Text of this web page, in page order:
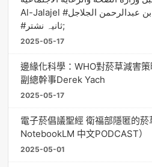
Al-Jalajel #فهد بن عبدالرحمن الجلاجل #Sania Nishtar
#ثانیہ نشتر;
2025-05-17
邊緣化科學：WHO對菸草減害
副總幹事Derek Yach
2025-05-17
電子菸倡議聖經 衛福部隱匿的
NotebookLM 中文PODCAST）
2025-05-01